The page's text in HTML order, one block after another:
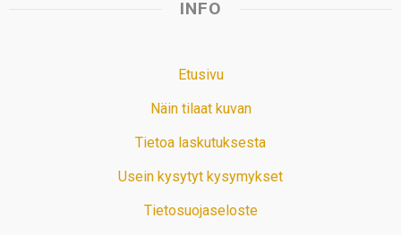
INFO
Etusivu
Näin tilaat kuvan
Tietoa laskutuksesta
Usein kysytyt kysymykset
Tietosuojaseloste